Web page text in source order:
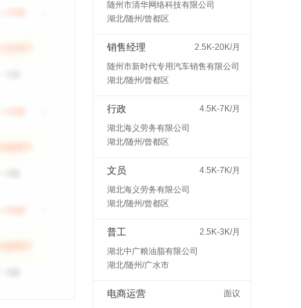
随州市清华网络科技有限公司
湖北/随州/曾都区
销售经理
2.5K-20K/月
随州市新时代专用汽车销售有限公司
湖北/随州/曾都区
行政
4.5K-7K/月
湖北海义劳务有限公司
湖北/随州/曾都区
文员
4.5K-7K/月
湖北海义劳务有限公司
湖北/随州/曾都区
普工
2.5K-3K/月
湖北中广粮油脂有限公司
湖北/随州/广水市
电商运营 面议